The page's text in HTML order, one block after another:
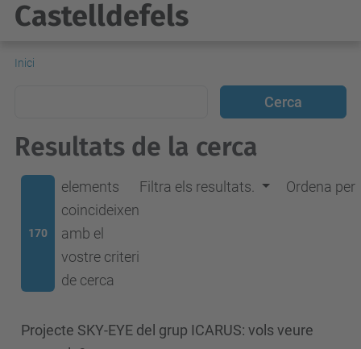
Castelldefels
Inici
Resultats de la cerca
170
elements
coincideixen
amb el
vostre criteri
de cerca
Filtra els resultats. Ordena per
Projecte SKY-EYE del grup ICARUS: vols veure